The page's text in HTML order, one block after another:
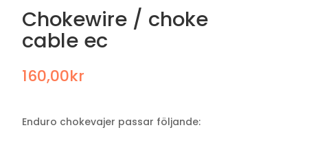
Chokewire / choke
cable ec
160,00kr
Enduro chokevajer passar följande: